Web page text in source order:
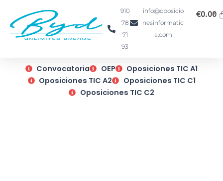
contenido
910
78
71
93
info@oposicio
nesinformatic
a.com
€0.00
Convocatoria OEP
Oposiciones TIC A1
Oposiciones TIC A2
Oposiciones TIC C1
Oposiciones TIC C2